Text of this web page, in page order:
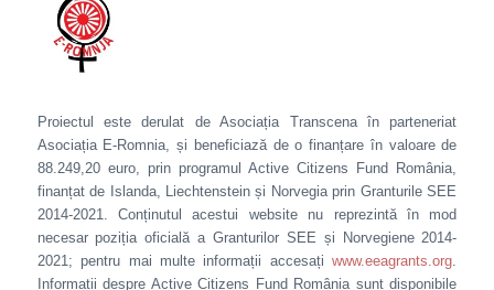
Proiectul este derulat de Asociația Transcena în parteneriat
Asociația E-Romnia, și beneficiază de o finanțare în valoare de
88.249,20 euro, prin programul Active Citizens Fund România,
finanțat de Islanda, Liechtenstein și Norvegia prin Granturile SEE
2014-2021. Conținutul acestui website nu reprezintă în mod
necesar poziția oficială a Granturilor SEE și Norvegiene 2014-
2021; pentru mai multe informații accesațiwww.eeagrants.org.
Informații despre Active Citizens Fund România sunt disponibile